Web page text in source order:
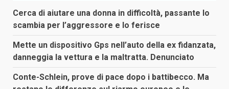
Cerca di aiutare una donna in difficoltà, passante lo
scambia per l’aggressore e lo ferisce
Mette un dispositivo Gps nell’auto della ex fidanzata,
danneggia la vettura e la maltratta. Denunciato
Conte-Schlein, prove di pace dopo i battibecco. Ma